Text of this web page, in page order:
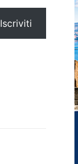
Iscriviti